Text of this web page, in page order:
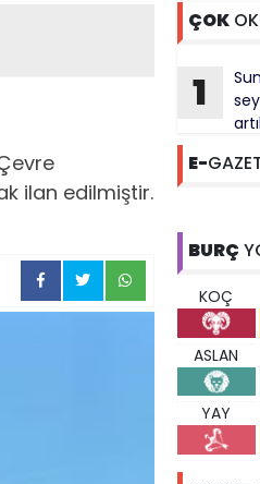
ilan edilmiştir.
ÇOK
1
E-
BURÇ
KOÇ
ASLAN
YAY